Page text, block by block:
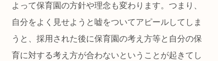
よって保育園の方針や理念も変わります。つまり、
自分をよく見せようと嘘をついてアピールしてしま
うと、採用された後に保育園の考え方等と自分の保
育に対する考え方が合わないということが起きてし